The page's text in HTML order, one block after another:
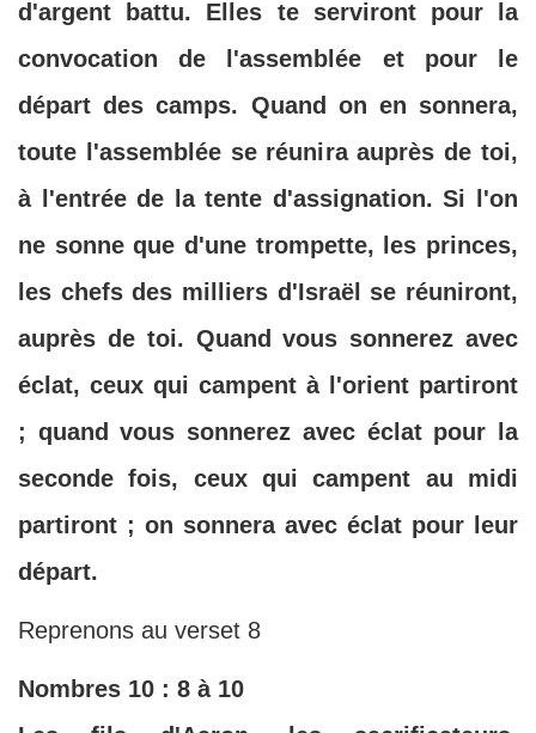
d'argent battu. Elles te serviront pour la
convocation de l'assemblée et pour le
départ des camps. Quand on en sonnera,
toute l'assemblée se réunira auprès de toi,
à l'entrée de la tente d'assignation. Si l'on
ne sonne que d'une trompette, les princes,
les chefs des milliers d'Israël se réuniront,
auprès de toi. Quand vous sonnerez avec
éclat, ceux qui campent à l'orient partiront
; quand vous sonnerez avec éclat pour la
seconde fois, ceux qui campent au midi
partiront ; on sonnera avec éclat pour leur
départ.
Reprenons au verset 8
Nombres 10 : 8 à 10